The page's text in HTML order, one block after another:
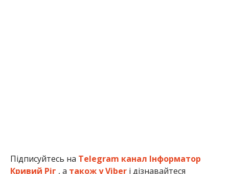
Підписуйтесь на Telegram канал Інформатор
Кривий Ріг , а також у Viberі дізнавайтеся